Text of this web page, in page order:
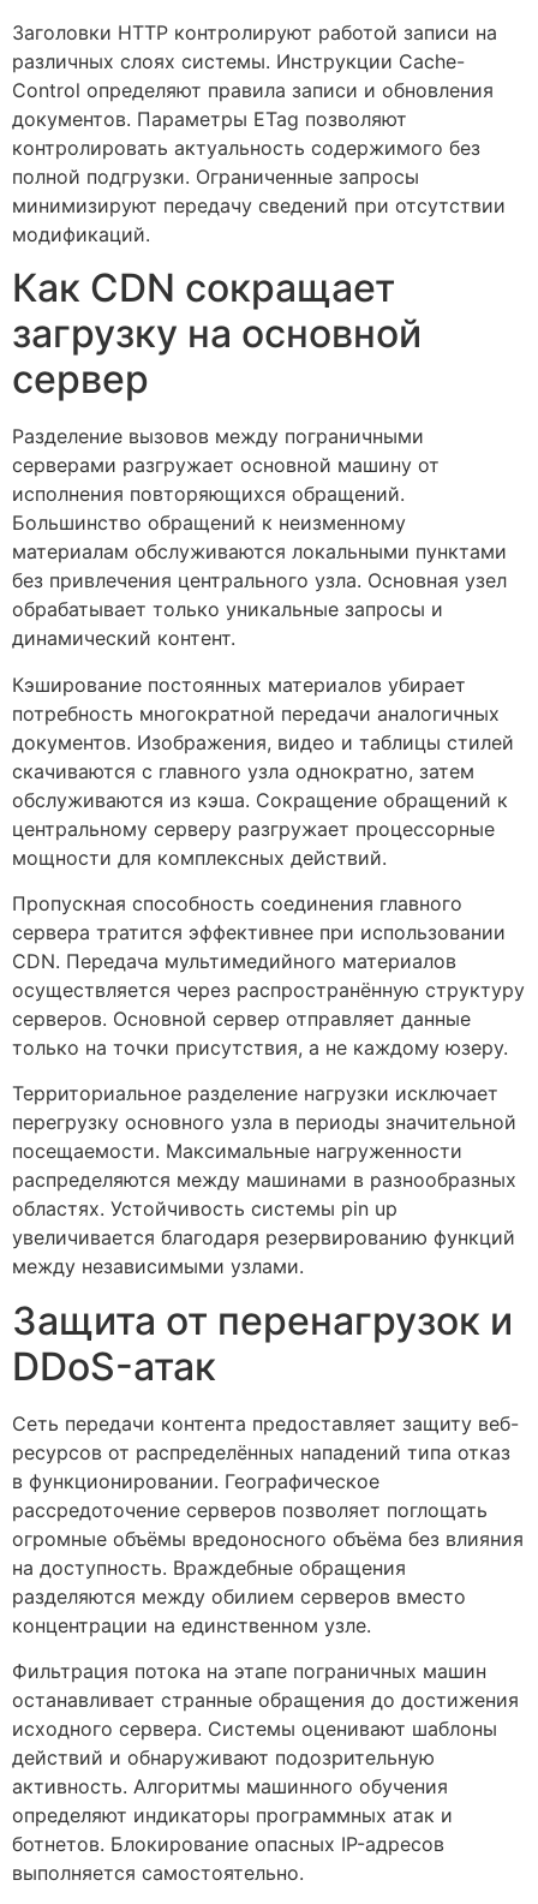
Заголовки HTTP контролируют работой записи на
различных слоях системы. Инструкции Cache-
Control определяют правила записи и обновления
документов. Параметры ETag позволяют
контролировать актуальность содержимого без
полной подгрузки. Ограниченные запросы
минимизируют передачу сведений при отсутствии
модификаций.
Как CDN сокращает
загрузку на основной
сервер
Разделение вызовов между пограничными
серверами разгружает основной машину от
исполнения повторяющихся обращений.
Большинство обращений к неизменному
материалам обслуживаются локальными пунктами
без привлечения центрального узла. Основная узел
обрабатывает только уникальные запросы и
динамический контент.
Кэширование постоянных материалов убирает
потребность многократной передачи аналогичных
документов. Изображения, видео и таблицы стилей
скачиваются с главного узла однократно, затем
обслуживаются из кэша. Сокращение обращений к
центральному серверу разгружает процессорные
мощности для комплексных действий.
Пропускная способность соединения главного
сервера тратится эффективнее при использовании
CDN. Передача мультимедийного материалов
осуществляется через распространённую структуру
серверов. Основной сервер отправляет данные
только на точки присутствия, а не каждому юзеру.
Территориальное разделение нагрузки исключает
перегрузку основного узла в периоды значительной
посещаемости. Максимальные нагруженности
распределяются между машинами в разнообразных
областях. Устойчивость системы pin up
увеличивается благодаря резервированию функций
между независимыми узлами.
Защита от перенагрузок и
DDoS-атак
Сеть передачи контента предоставляет защиту веб-
ресурсов от распределённых нападений типа отказ
в функционировании. Географическое
рассредоточение серверов позволяет поглощать
огромные объёмы вредоносного объёма без влияния
на доступность. Враждебные обращения
разделяются между обилием серверов вместо
концентрации на единственном узле.
Фильтрация потока на этапе пограничных машин
останавливает странные обращения до достижения
исходного сервера. Системы оценивают шаблоны
действий и обнаруживают подозрительную
активность. Алгоритмы машинного обучения
определяют индикаторы программных атак и
ботнетов. Блокирование опасных IP-адресов
выполняется самостоятельно.